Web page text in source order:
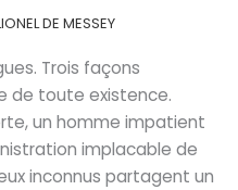
DE MESSEY
Trois façons
de toute existence.
un homme impatient
implacable de
inconnus partagent un